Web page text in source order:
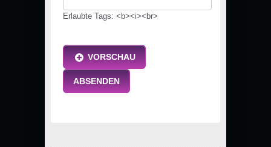
Erlaubte Tags: <b><i><br>
VORSCHAU
ABSENDEN